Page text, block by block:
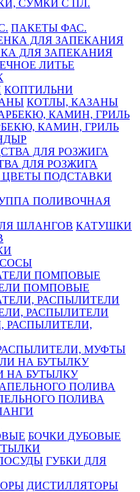
СУМКИ С ПЛ.
ПАКЕТЫ ФАС.
ДЛЯ ЗАПЕКАНИЯ
ЛИТЬЕ
КОПТИЛЬНИ
КОТЛЫ, КАЗАНЫ
КАМИН, ГРИЛЬ
ДЛЯ РОЗЖИГА
ПОДСТАВКИ
ПОЛИВОЧНАЯ
КАТУШКИ
ПОМПОВЫЕ
РАСПЫЛИТЕЛИ
МУФТЫ
НА БУТЫЛКУ
ПОЛИВА
БОЧКИ ДУБОВЫЕ
ГУБКИ ДЛЯ
ДИСТИЛЛЯТОРЫ